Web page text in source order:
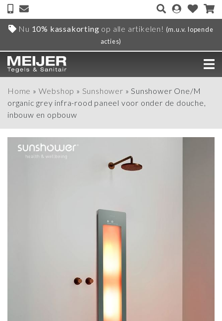
Nu 10% kassakorting op alle artikelen! (m.u.v. lopende
acties)
Home » Webshop » Sunshower »Sunshower One/M
organic grey infra-rood paneel voor onder de douche,
inbouw en opbouw